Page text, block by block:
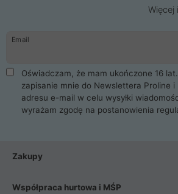
Więcej
Email
Oświadczam, że mam ukończone 16
zapisanie mnie do Newslettera Proline
adresu e-mail w celu wysyłki
wyrażam zgodę na postanowienia
Zakupy
Współpraca hurtowa i MŚP